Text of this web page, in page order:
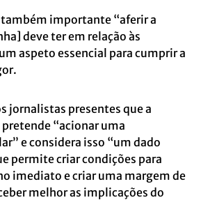
também importante “aferir a
deve ter em relação às
aspeto essencial para cumprir a
jornalistas presentes que a
“acionar uma
e considera isso “um dado
permite criar condições para
imediato e criar uma margem de
melhor as implicações do